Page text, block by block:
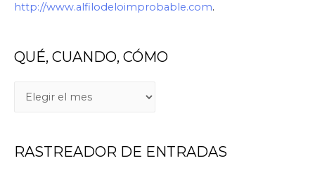
http://www.alfilodeloimprobable.com.
QUÉ, CUANDO, CÓMO
RASTREADOR DE ENTRADAS